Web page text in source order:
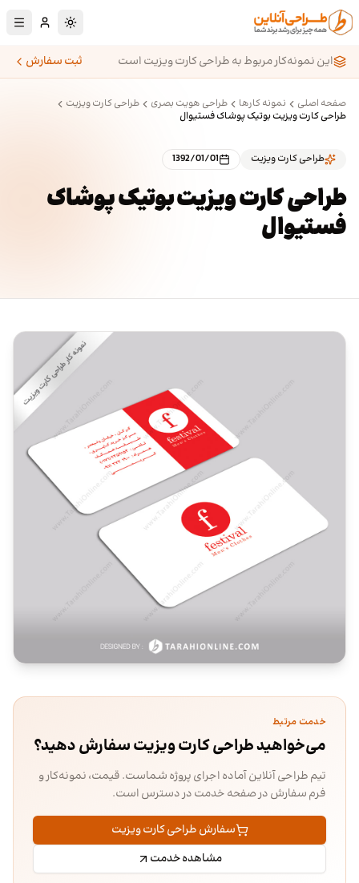
پرش به محتوای اصلی
تغییر به حالت
این نمونه‌کار مربوط به طراحی کارت ویزیت است
ثبت سفارش
صفحه اصلی نمونه کارها طراحی هویت بصری
طراحی کارت ویزیت
طراحی کارت ویزیت بوتیک پوشاک فستیوال
طراحی کارت ویزیت 1392/01/01
طراحی کارت ویزیت بوتیک پوشاک
فستیوال
خدمت مرتبط
می‌خواهید طراحی کارت ویزیت سفارش دهید؟
تیم طراحی آنلاین آماده اجرای پروژه شماست. قیمت، نمونه‌کار و
فرم سفارش در صفحه خدمت در دسترس است.
سفارش طراحی کارت ویزیت
مشاهده خدمت